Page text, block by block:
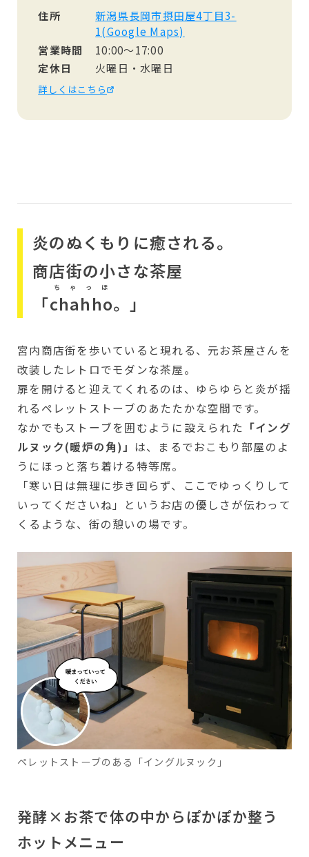
住所
新潟県長岡市摂田屋4丁目3-
1(Google Maps)
営業時間
10:00～17:00
定休日
火曜日・水曜日
詳しくはこちら
炎のぬくもりに癒される。
商店街の小さな茶屋
「chahho
ちゃっほ
。」
宮内商店街を歩いていると現れる、元お茶屋さんを
改装したレトロでモダンな茶屋。
扉を開けると迎えてくれるのは、ゆらゆらと炎が揺
れるペレットストーブのあたたかな空間です。
なかでもストーブを囲むように設えられた 「イング
ルヌック(暖炉の角)」 は、まるでおこもり部屋のよ
うにほっと落ち着ける特等席。
「寒い日は無理に歩き回らず、ここでゆっくりして
いってくださいね」というお店の優しさが伝わって
くるような、街の憩いの場です。
ペレットストーブのある「イングルヌック」
発酵×お茶で体の中からぽかぽか整う
ホットメニュー